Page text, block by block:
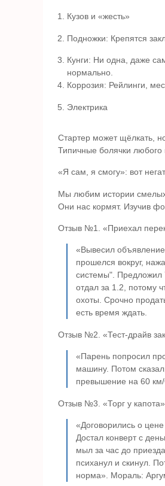
Кузов и «жесть»
Подножки: Крепятся
Кунги: Ни одна, даже
нормально.
Коррозия: Рейлинги,
Электрика
Стартер может щёлкать,
Типичные болячки любого
«Я сам, я смогу»: вот
Мы любим истории
Они нас кормят. Изучив
Отзыв №1. «Приехал
«Вывесил
прошелся вокруг,
системы". Предложил
отдал за 1.2, потому
охоты. Срочно
есть время ждать.
Отзыв №2. «Тест-драйв
«Парень попросил
машину. Потом
превышение на 60
Отзыв №3. «Торг у капота»
«Договорились о
Достал конверт с
мыл за час до
психанул и скинул.
норма». Мораль: